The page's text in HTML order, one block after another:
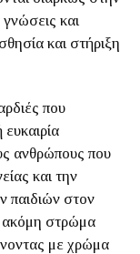
και
και στήριξη
που
ανθρώπους που
και την
παιδιών στον
ακόμη στρώμα
με χρώμα